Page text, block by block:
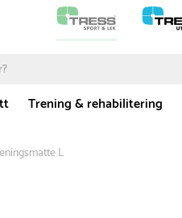
Trening & rehabilitering
L